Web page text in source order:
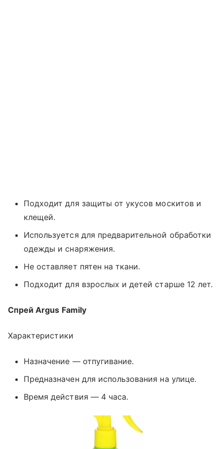
Подходит для защиты от укусов москитов и
клещей.
Используется для предварительной обработки
одежды и снаряжения.
Не оставляет пятен на ткани.
Подходит для взрослых и детей старше 12 лет.
Спрей Argus Family
Характеристики
Назначение — отпугивание.
Предназначен для использования на улице.
Время действия — 4 часа.